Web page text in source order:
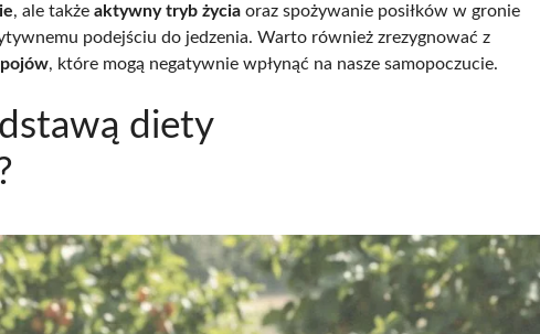
, ale także aktywny tryb życia oraz spożywanie posiłków w gronie
podejściu do jedzenia. Warto również zrezygnować z
, które mogą negatywnie wpłynąć na nasze samopoczucie.
diety